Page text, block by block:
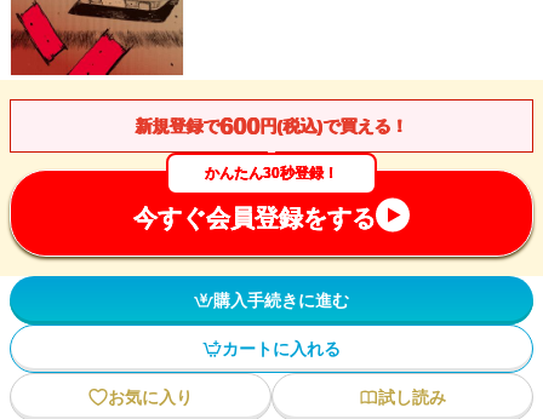
新規登録で600円(税込)で買える！
かんたん30秒登録！
今すぐ会員登録をする
購入手続きに進む
カートに入れる
お気に入り
試し読み